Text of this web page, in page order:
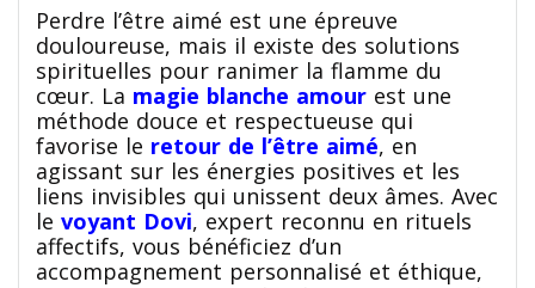
Perdre l’être aimé est une épreuve
douloureuse, mais il existe des solutions
spirituelles pour ranimer la flamme du
cœur. La magie blanche amour est une
méthode douce et respectueuse qui
favorise le retour de l’être aimé, en
agissant sur les énergies positives et les
liens invisibles qui unissent deux âmes. Avec
le voyant Dovi, expert reconnu en rituels
affectifs, vous bénéficiez d’un
accompagnement personnalisé et éthique,